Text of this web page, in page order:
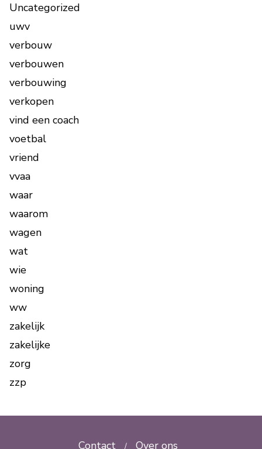
Uncategorized
uwv
verbouw
verbouwen
verbouwing
verkopen
vind een coach
voetbal
vriend
vvaa
waar
waarom
wagen
wat
wie
woning
ww
zakelijk
zakelijke
zorg
zzp
Contact Over ons